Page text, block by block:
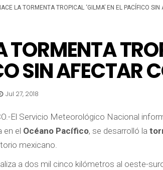
LA TORMENTA TROPICAL ‘GILMA’ EN EL PACÍFICO
TORMENTA
SIN AFECTAR
Jul 27, 2018
El Servicio Meteorológico Nacional
en el Océano Pacífico, se desarrolló la
mexicano.
a dos mil cinco kilómetros al oeste-